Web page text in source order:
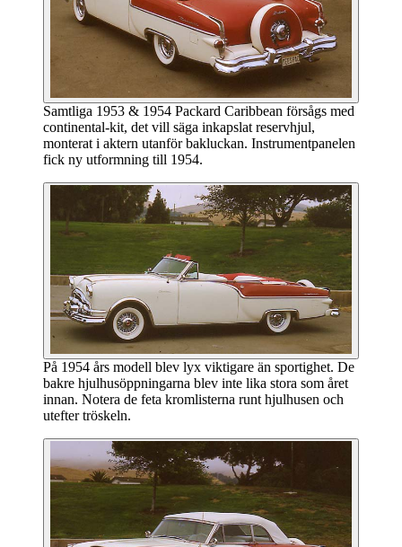
Samtliga 1953 & 1954 Packard Caribbean försågs med
continental-kit, det vill säga inkapslat reservhjul,
monterat i aktern utanför bakluckan. Instrumentpanelen
fick ny utformning till 1954.
På 1954 års modell blev lyx viktigare än sportighet. De
bakre hjulhusöppningarna blev inte lika stora som året
innan. Notera de feta kromlisterna runt hjulhusen och
utefter tröskeln.